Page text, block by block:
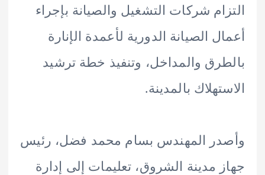
شركات التشغيل والصيانة بإجراء
الصيانة الدورية لأعمدة الإنارة
والمداخل، وتنفيذ خطة ترشيد
بالمدينة.
المهندس بسام محمد فضل، رئيس
مدينة الشروق، تعليمات إلى إدارة